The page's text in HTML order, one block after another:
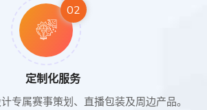
02
定制化服务
专属赛事策划、直播包装及周边产品。